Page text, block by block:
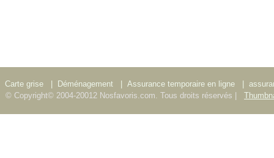
Carte grise Déménagement Assurance temporaire en ligne
© Copyright© 2004-20012 Nosfavoris.com. Tous droits réservés |